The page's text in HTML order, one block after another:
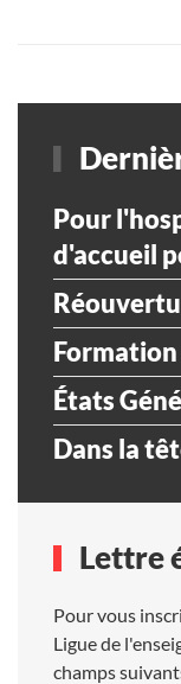
Pour
d'accueil
États
Dans la
Lettre
Pour vous
Ligue de
champs